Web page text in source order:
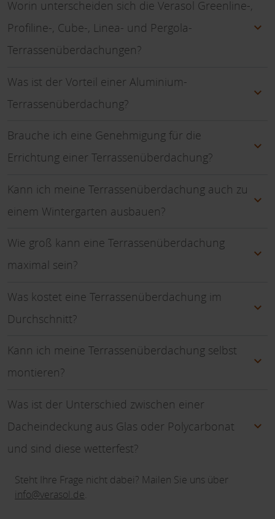
Worin unterscheiden sich die Verasol Greenline-,
Profiline-, Cube-, Linea- und Pergola-
Terrassenüberdachungen?
Was ist der Vorteil einer Aluminium-
Terrassenüberdachung?
Brauche ich eine Genehmigung für die
Errichtung einer Terrassenüberdachung?
Kann ich meine Terrassenüberdachung auch zu
einem Wintergarten ausbauen?
Wie groß kann eine Terrassenüberdachung
maximal sein?
Was kostet eine Terrassenüberdachung im
Durchschnitt?
Kann ich meine Terrassenüberdachung selbst
montieren?
Was ist der Unterschied zwischen einer
Dacheindeckung aus Glas oder Polycarbonat
und sind diese wetterfest?
Steht Ihre Frage nicht dabei? Mailen Sie uns über
info@verasol.de